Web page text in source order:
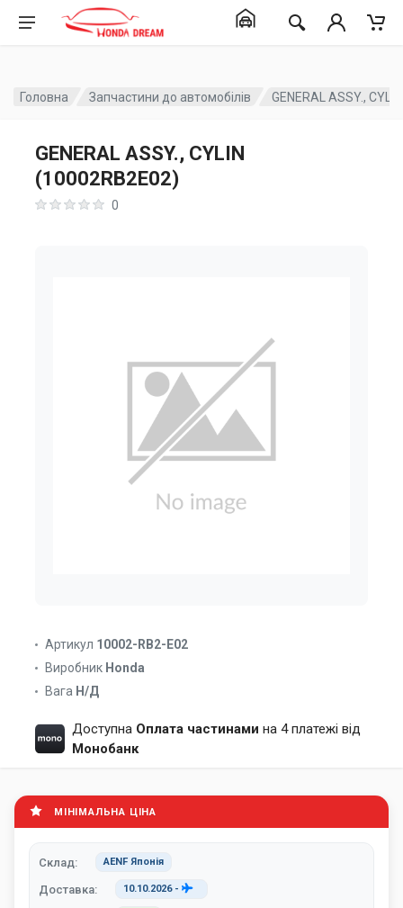
Головна Запчастини до автомобілів GENERAL ASSY.,
GENERAL ASSY., CYLIN
(10002RB2E02)
0
Артикул 10002-RB2-E02
Виробник Honda
Вага Н/Д
Доступна Оплата частинами на 4 платежі від
Монобанк
МІНІМАЛЬНА ЦІНА
Склад: AENF Японія
Доставка: 10.10.2026-